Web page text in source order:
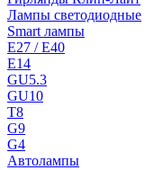
Лампы светодиодные
Smart лампы
E27 / E40
E14
GU5.3
GU10
T8
G9
G4
Автолампы